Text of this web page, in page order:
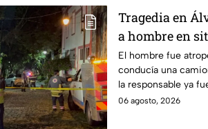
Tragedia en
a hombre en
prensado en
El hombre fue
conducía una
la responsable ya
Público.
06 agosto, 2026